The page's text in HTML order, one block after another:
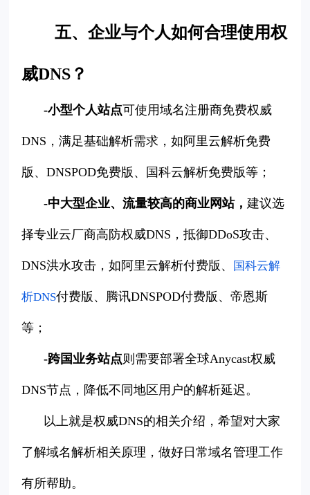
五、企业与个人如何合理使用权
威DNS？
-小型个人站点可使用域名注册商免费权威
DNS，满足基础解析需求，如阿里云解析免费
版、DNSPOD免费版、国科云解析免费版等；
-中大型企业、流量较高的商业网站，建议选
择专业云厂商高防权威DNS，抵御DDoS攻击、
DNS洪水攻击，如阿里云解析付费版、 国科云解
析DNS付费版、腾讯DNSPOD付费版、帝恩斯
等；
-跨国业务站点则需要部署全球Anycast权威
DNS节点，降低不同地区用户的解析延迟。
以上就是权威DNS的相关介绍，希望对大家
了解域名解析相关原理，做好日常域名管理工作
有所帮助。